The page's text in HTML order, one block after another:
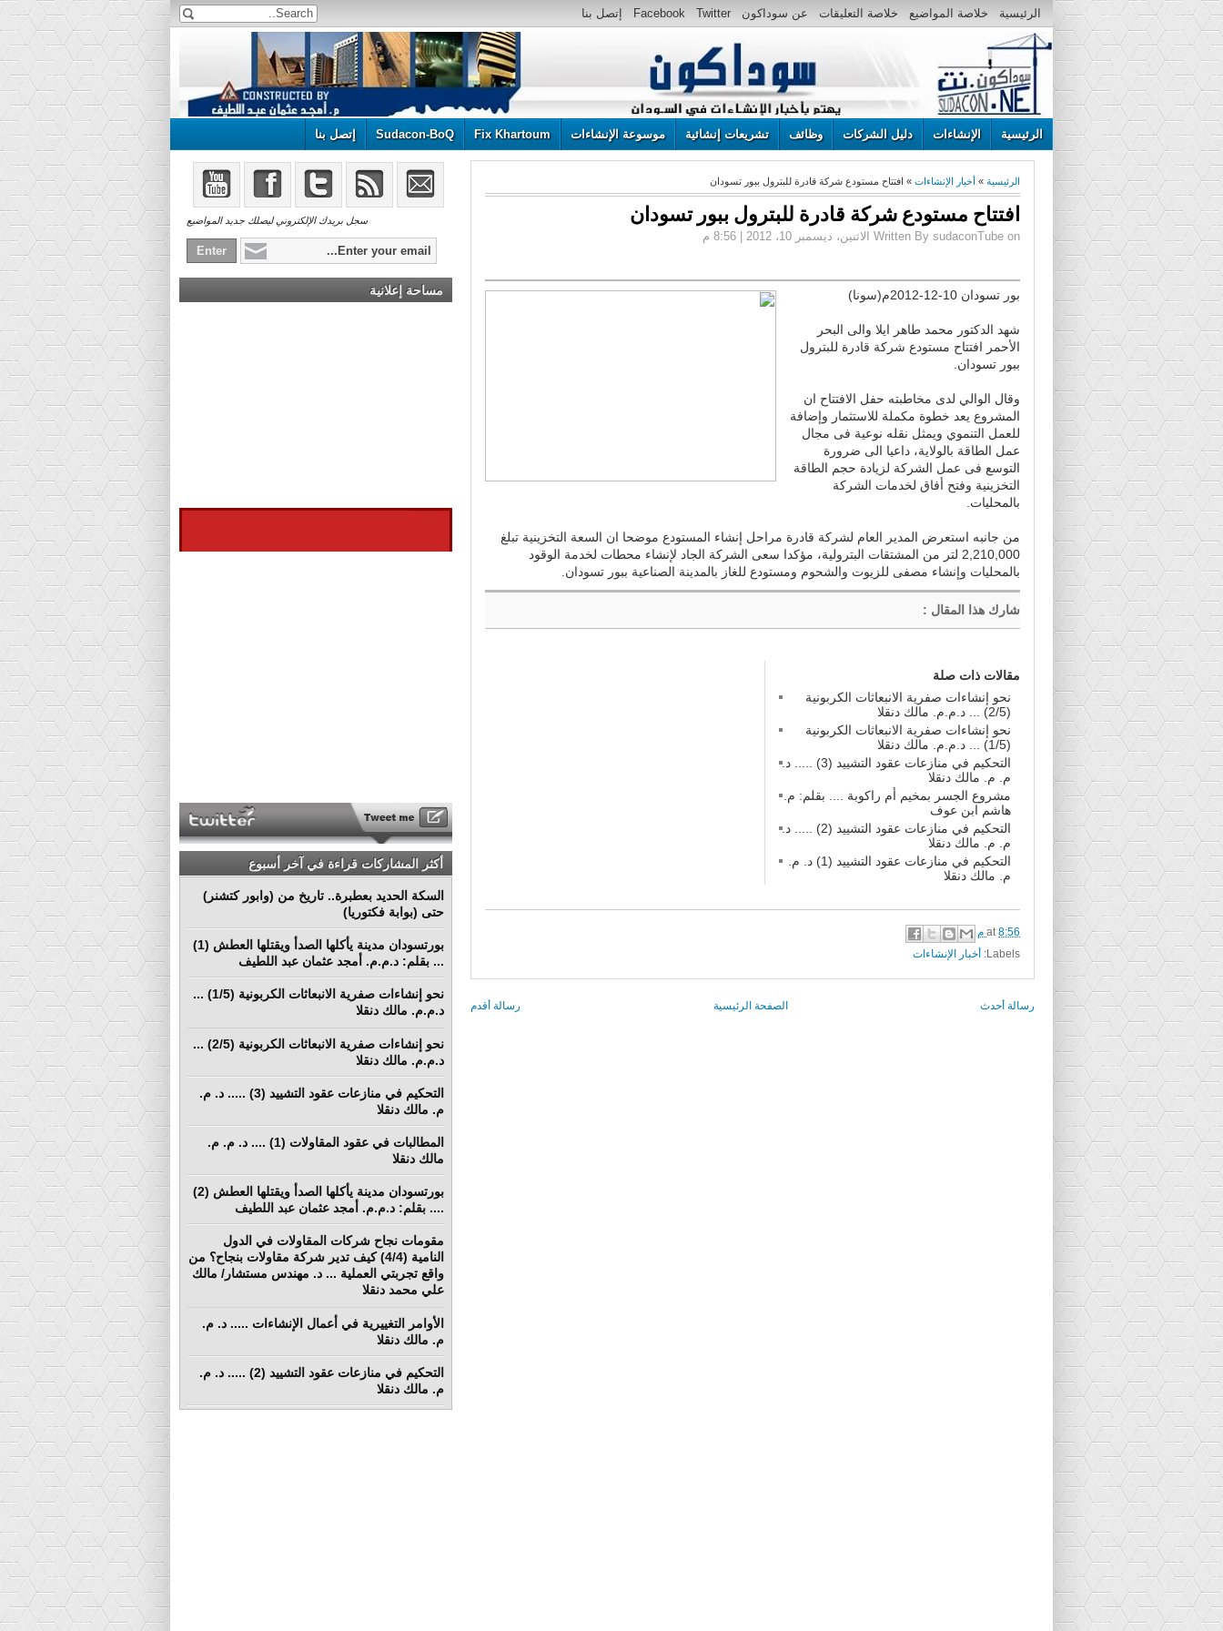
الرئيسية خلاصة المواضيع خلاصة التعليقات عن سوداكون Twitter
Facebook إتصل بنا
الرئيسية الإنشاءات دليل الشركات وظائف تشريعات إنشائية موسوعة الإنشاءات Fix Khartoum
Sudacon-BoQ إتصل بنا
الرئيسية » أخبار الإنشاءات » افتتاح مستودع شركة قادرة للبترول ببور تسودان
افتتاح مستودع شركة قادرة للبترول ببور تسودان
Written By sudaconTube on الاثنين، ديسمبر 10، 2012 | 8:56 م
بور تسودان 10-12-2012م(سونا)
شهد الدكتور محمد طاهر ايلا والى البحر
الأحمر افتتاح مستودع شركة قادرة للبترول
ببور تسودان.
وقال الوالي لدى مخاطبته حفل الافتتاح ان
المشروع يعد خطوة مكملة للاستثمار وإضافة
للعمل التنموي ويمثل نقله نوعية فى مجال
عمل الطاقة بالولاية، داعيا الى ضرورة
التوسع فى عمل الشركة لزيادة حجم الطاقة
التخزينية وفتح أفاق لخدمات الشركة
بالمحليات.
من جانبه استعرض المدير العام لشركة قادرة مراحل إنشاء المستودع موضحا ان السعة التخزينية تبلغ
2,210,000 لتر من المشتقات البترولية، مؤكدا سعى الشركة الجاد لإنشاء محطات لخدمة الوقود
بالمحليات وإنشاء مصفى للزيوت والشحوم ومستودع للغاز بالمدينة الصناعية ببور تسودان.
شارك هذا المقال :
مقالات ذات صلة
نحو إنشاءات صفرية الانبعاثات الكربونية
(2/5) ... د.م.م. مالك دنقلا
نحو إنشاءات صفرية الانبعاثات الكربونية
(1/5) ... د.م.م. مالك دنقلا
التحكيم في منازعات عقود التشييد (3) ..... د.
م. م. مالك دنقلا
مشروع الجسر بمخيم أم راكوبة .... بقلم: م.
هاشم ابن عوف
التحكيم في منازعات عقود التشييد (2) ..... د.
م. م. مالك دنقلا
التحكيم في منازعات عقود التشييد (1) د. م.
م. مالك دنقلا
at8:56 م
Labels:
أخبار الإنشاءات
رسالة أحدث رسالة أقدم الصفحة الرئيسية
سجل بريدك الإلكتروني ليصلك جديد المواضيع
مساحة إعلانية
أكثر المشاركات قراءة في آخر أسبوع
السكة الحديد بعطبرة.. تاريخ من (وابور كتشنر)
حتى (بوابة فكتوريا)
بورتسودان مدينة يأكلها الصدأ ويقتلها العطش (1)
... بقلم: د.م.م. أمجد عثمان عبد اللطيف
نحو إنشاءات صفرية الانبعاثات الكربونية (1/5) ...
د.م.م. مالك دنقلا
نحو إنشاءات صفرية الانبعاثات الكربونية (2/5) ...
د.م.م. مالك دنقلا
التحكيم في منازعات عقود التشييد (3) ..... د. م.
م. مالك دنقلا
المطالبات في عقود المقاولات (1) .... د. م. م.
مالك دنقلا
بورتسودان مدينة يأكلها الصدأ ويقتلها العطش (2)
.... بقلم: د.م.م. أمجد عثمان عبد اللطيف
مقومات نجاح شركات المقاولات في الدول
النامية (4/4) كيف تدير شركة مقاولات بنجاح؟ من
واقع تجربتي العملية ... د. مهندس مستشار/ مالك
علي محمد دنقلا
الأوامر التغييرية في أعمال الإنشاءات ..... د. م.
م. مالك دنقلا
التحكيم في منازعات عقود التشييد (2) ..... د. م.
م. مالك دنقلا